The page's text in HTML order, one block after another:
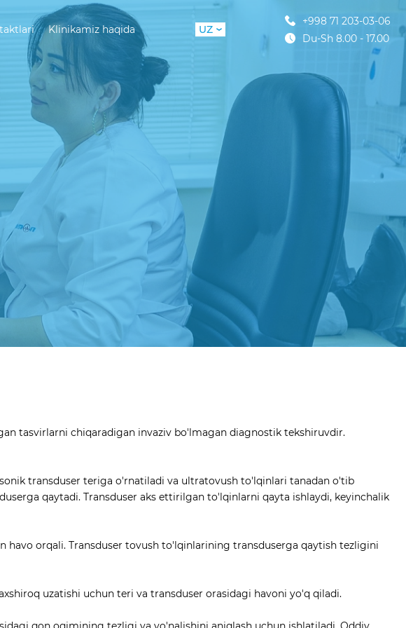
Klinikamiz haqida
UZ
+998 71 203-03-06
Du-Sh 8.00 - 17.00
tasvirlarni chiqaradigan invaziv bo'lmagan diagnostik tekshiruvdir.
transduser teriga o'rnatiladi va ultratovush to'lqinlari tanadan o'tib
qaytadi. Transduser aks ettirilgan to'lqinlarni qayta ishlaydi, keyinchalik
orqali. Transduser tovush to'lqinlarining transduserga qaytish tezligini
uzatishi uchun teri va transduser orasidagi havoni yo'q qiladi.